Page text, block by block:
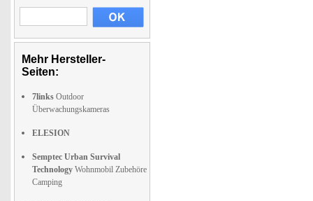
Mehr Hersteller-
Seiten:
7links Outdoor
Überwachungskameras
ELESION
Semptec Urban Survival
Technology Wohnmobil Zubehöre
Camping